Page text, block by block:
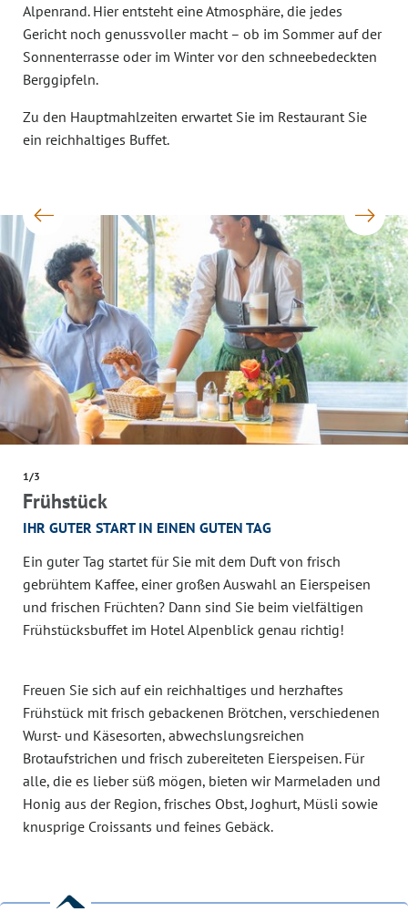
Alpenrand. Hier entsteht eine Atmosphäre, die jedes
Gericht noch genussvoller macht – ob im Sommer auf der
Sonnenterrasse oder im Winter vor den schneebedeckten
Berggipfeln.
Zu den Hauptmahlzeiten erwartet Sie im Restaurant Sie
ein reichhaltiges Buffet.
1/3
Frühstück
IHR GUTER START IN EINEN GUTEN TAG
Ein guter Tag startet für Sie mit dem Duft von frisch
gebrühtem Kaffee, einer großen Auswahl an Eierspeisen
und frischen Früchten? Dann sind Sie beim vielfältigen
Frühstücksbuffet im Hotel Alpenblick genau richtig!
Freuen Sie sich auf ein reichhaltiges und herzhaftes
Frühstück mit frisch gebackenen Brötchen, verschiedenen
Wurst- und Käsesorten, abwechslungsreichen
Brotaufstrichen und frisch zubereiteten Eierspeisen. Für
alle, die es lieber süß mögen, bieten wir Marmeladen und
Honig aus der Region, frisches Obst, Joghurt, Müsli sowie
knusprige Croissants und feines Gebäck.